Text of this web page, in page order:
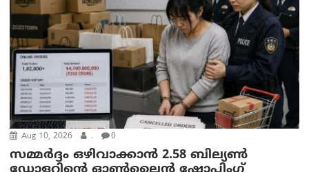
Aug 10, 2026 . 0
സമ്മര്‍ദ്ദം ഒഴിവാക്കാന്‍ 2.58 ബില്യൺ